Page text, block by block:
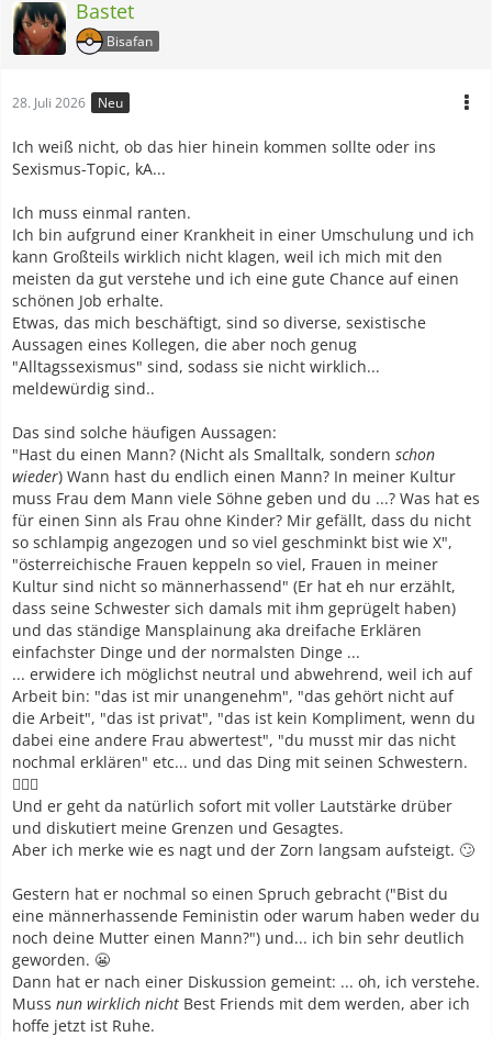
Bastet
Bisafan
28. Juli 2026 Neu
Ich weiß nicht, ob das hier hinein kommen sollte oder ins
Sexismus-Topic, kA...
Ich muss einmal ranten.
Ich bin aufgrund einer Krankheit in einer Umschulung und ich
kann Großteils wirklich nicht klagen, weil ich mich mit den
meisten da gut verstehe und ich eine gute Chance auf einen
schönen Job erhalte.
Etwas, das mich beschäftigt, sind so diverse, sexistische
Aussagen eines Kollegen, die aber noch genug
"Alltagssexismus" sind, sodass sie nicht wirklich...
meldewürdig sind..
Das sind solche häufigen Aussagen:
"Hast du einen Mann? (Nicht als Smalltalk, sondern schon
wieder) Wann hast du endlich einen Mann? In meiner Kultur
muss Frau dem Mann viele Söhne geben und du ...? Was hat es
für einen Sinn als Frau ohne Kinder? Mir gefällt, dass du nicht
so schlampig angezogen und so viel geschminkt bist wie X",
"österreichische Frauen keppeln so viel, Frauen in meiner
Kultur sind nicht so männerhassend" (Er hat eh nur erzählt,
dass seine Schwester sich damals mit ihm geprügelt haben)
und das ständige Mansplainung aka dreifache Erklären
einfachster Dinge und der normalsten Dinge ...
... erwidere ich möglichst neutral und abwehrend, weil ich auf
Arbeit bin: "das ist mir unangenehm", "das gehört nicht auf
die Arbeit", "das ist privat", "das ist kein Kompliment, wenn du
dabei eine andere Frau abwertest", "du musst mir das nicht
nochmal erklären" etc... und das Ding mit seinen Schwestern.
🤷🏻‍♀️
Und er geht da natürlich sofort mit voller Lautstärke drüber
und diskutiert meine Grenzen und Gesagtes.
Aber ich merke wie es nagt und der Zorn langsam aufsteigt. 🙄
Gestern hat er nochmal so einen Spruch gebracht ("Bist du
eine männerhassende Feministin oder warum haben weder du
noch deine Mutter einen Mann?") und... ich bin sehr deutlich
geworden. 😬
Dann hat er nach einer Diskussion gemeint: ... oh, ich verstehe.
Muss nun wirklich nicht Best Friends mit dem werden, aber ich
hoffe jetzt ist Ruhe.